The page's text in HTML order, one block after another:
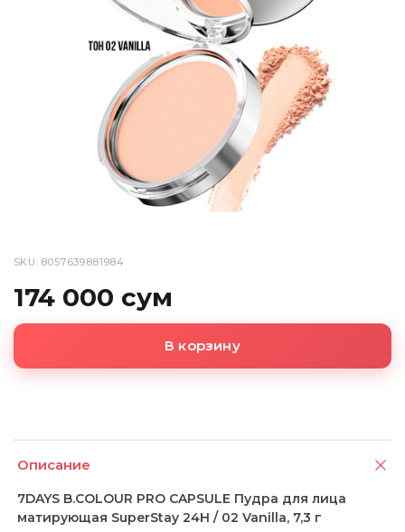
SKU: 8057639881984
174 000 сум
В корзину
Описание
7DAYS B.COLOUR PRO CAPSULE Пудра для лица
матирующая SuperStay 24H / 02 Vanilla, 7,3 г